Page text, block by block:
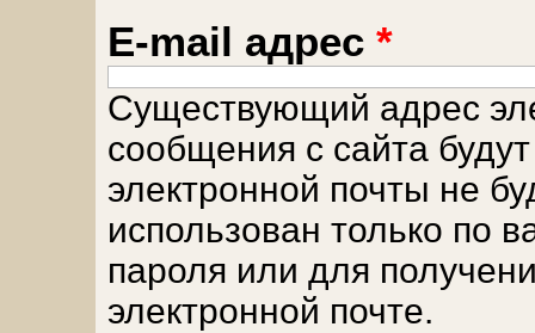
E-mail адрес *
Существующий адрес
сообщения с сайта
электронной почты не
использован только по
пароля или для
электронной почте.